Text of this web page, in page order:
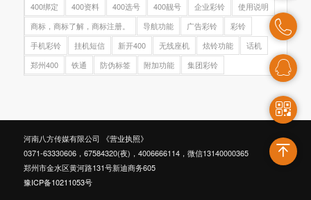
400绑定
400资料 400选号 400靓号 企业彩铃
使用说明
商标，商标了解，商标注册。
导航功能 广告彩铃
彩铃
手机彩铃
挂机短信 新开400 无线座机 炫铃功能
话机
郑州400
铁通 防伪标签 附加功能 集团彩铃
河南八方传媒有限公司
《营业执照》
0371-63330606，67584320(夜)，4006666114，微信13140000365
郑州市金水区黄河路131号新迪商务605
豫ICP备10211053号